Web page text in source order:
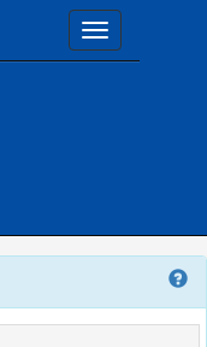
Toggle